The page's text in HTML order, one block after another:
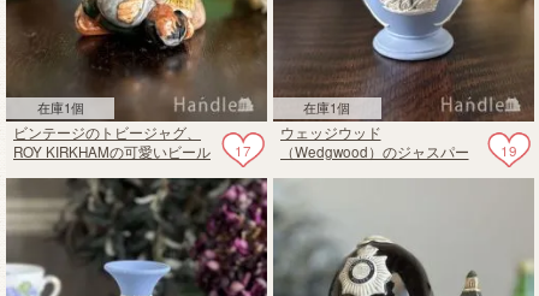
在庫1個
17
ビンテージのトビージャグ、
ROY KIRKHAMの可愛いビール
在庫1個
19
ウェッジウッド
（Wedgwood）のジャスパー